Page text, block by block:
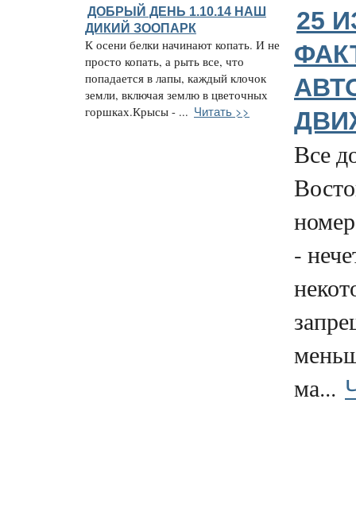
ДОБРЫЙ ДЕНЬ 1.10.14 НАШ
ДИКИЙ ЗООПАРК
К осени белки начинают копать. И не
просто копать, а рыть все, что
попадается в лапы, каждый клочок
земли, включая землю в цветочных
горшках.Крысы - ... Читать >>
25
Все
-
ма...